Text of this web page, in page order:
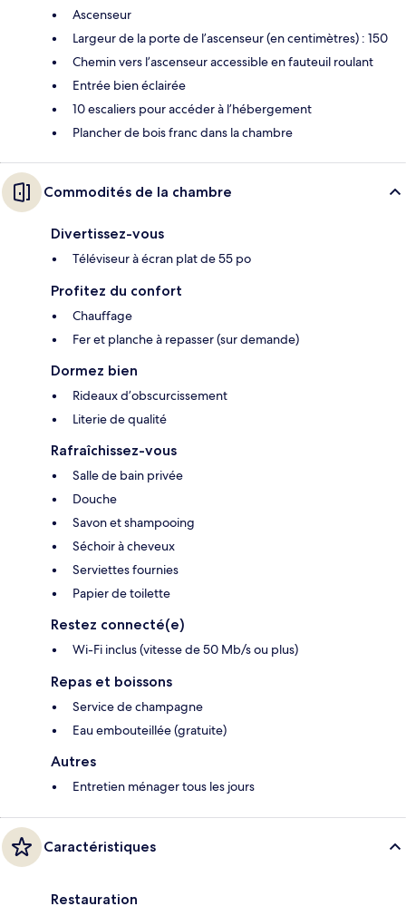
Ascenseur
Largeur de la porte de l’ascenseur (en centimètres) : 150
Chemin vers l’ascenseur accessible en fauteuil roulant
Entrée bien éclairée
10 escaliers pour accéder à l’hébergement
Plancher de bois franc dans la chambre
Commodités de la chambre
Divertissez-vous
Téléviseur à écran plat de 55 po
Profitez du confort
Chauffage
Fer et planche à repasser (sur demande)
Dormez bien
Rideaux d’obscurcissement
Literie de qualité
Rafraîchissez-vous
Salle de bain privée
Douche
Savon et shampooing
Séchoir à cheveux
Serviettes fournies
Papier de toilette
Restez connecté(e)
Wi-Fi inclus (vitesse de 50 Mb/s ou plus)
Repas et boissons
Service de champagne
Eau embouteillée (gratuite)
Autres
Entretien ménager tous les jours
Caractéristiques
Restauration